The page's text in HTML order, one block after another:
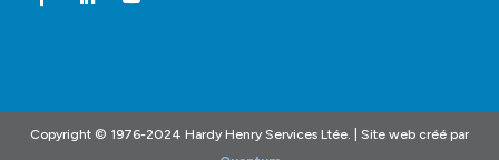
Copyright © 1976-2024 Hardy Henry Services Ltée. | Site web créé par